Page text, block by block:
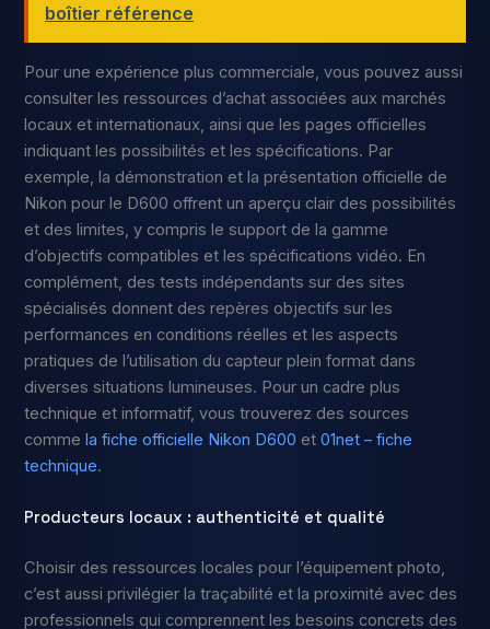
boîtier référence
Pour une expérience plus commerciale, vous pouvez aussi
consulter les ressources d’achat associées aux marchés
locaux et internationaux, ainsi que les pages officielles
indiquant les possibilités et les spécifications. Par
exemple, la démonstration et la présentation officielle de
Nikon pour le D600 offrent un aperçu clair des possibilités
et des limites, y compris le support de la gamme
d’objectifs compatibles et les spécifications vidéo. En
complément, des tests indépendants sur des sites
spécialisés donnent des repères objectifs sur les
performances en conditions réelles et les aspects
pratiques de l’utilisation du capteur plein format dans
diverses situations lumineuses. Pour un cadre plus
technique et informatif, vous trouverez des sources
commela fiche officielle Nikon D600 et01net – fiche
technique.
Producteurs locaux : authenticité et qualité
Choisir des ressources locales pour l’équipement photo,
c’est aussi privilégier la traçabilité et la proximité avec des
professionnels qui comprennent les besoins concrets des